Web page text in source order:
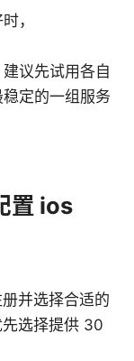
，
议先试用各自
定的一组服务
置 ios
并选择合适的
选择提供 30